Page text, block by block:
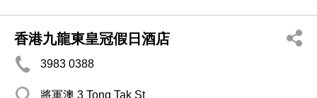
香港九龍東皇冠假日酒店
3983 0388
將軍澳 3 Tong Tak St